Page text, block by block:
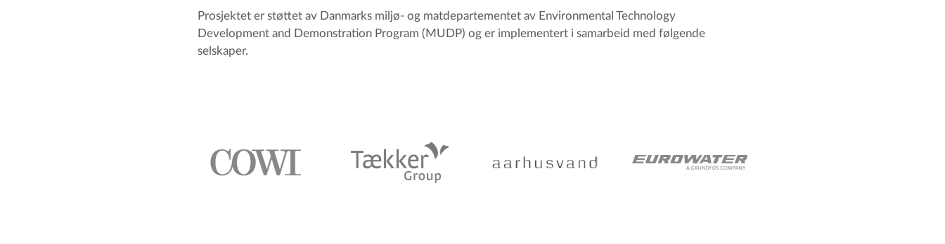
Prosjektet er støttet av Danmarks miljø- og matdepartementet av Environmental Technology
Development and Demonstration Program (MUDP) og er implementert i samarbeid med følgende
selskaper.